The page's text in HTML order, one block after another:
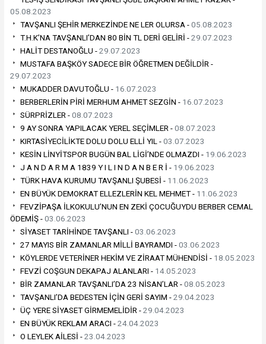
05.08.2023
TAVŞANLI ŞEHİR MERKEZİNDE NE LER OLURSA -05.08.2023
T.H.K’NA TAVŞANLI’DAN 80 BİN TL DERİ GELİRİ -29.07.2023
HALİT DESTANOĞLU -29.07.2023
MUSTAFA BAŞKÖY SADECE BİR ÖĞRETMEN DEĞİLDİR -
29.07.2023
MUKADDER DAVUTOĞLU - 16.07.2023
BERBERLERİN PİRİ MERHUM AHMET SEZGİN - 16.07.2023
SÜRPRİZLER -08.07.2023
9 AY SONRA YAPILACAK YEREL SEÇİMLER -08.07.2023
KIRTASİYECİLİKTE DOLU DOLU ELLİ YIL -03.07.2023
KESİN LİNYİTSPOR BUGÜN BAL LİGİ’NDE OLMAZDI - 19.06.2023
J A N D A R M A 1839 Y I L I N D A N B E R İ - 19.06.2023
TÜRK HAVA KURUMU TAVŞANLI ŞUBESİ - 11.06.2023
EN BÜYÜK DEMOKRAT ELLEZLERİN KEL MEHMET - 11.06.2023
FEVZİPAŞA İLKOKULU’NUN EN ZEKİ ÇOCUĞUYDU BERBER CEMAL
ÖDEMİŞ -03.06.2023
SİYASET TARİHİNDE TAVŞANLI -03.06.2023
27 MAYIS BİR ZAMANLAR MİLLİ BAYRAMDI -03.06.2023
KÖYLERDE VETERİNER HEKİM VE ZİRAAT MÜHENDİSİ - 18.05.2023
FEVZİ COŞGUN DEKAPAJ ALANLARI - 14.05.2023
BİR ZAMANLAR TAVŞANLI’DA 23 NİSAN’LAR -08.05.2023
TAVŞANLI’DA BEDESTEN İÇİN GERİ SAYIM -29.04.2023
ÜÇ YERE SİYASET GİRMEMELİDİR -29.04.2023
EN BÜYÜK REKLAM ARACI -24.04.2023
O LEYLEK AİLESİ -23.04.2023